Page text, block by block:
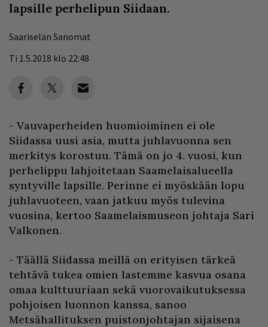
lapsille perhelipun Siidaan.
Saariselän Sanomat
Ti 1.5.2018 klo 22:48
- Vauvaperheiden huomioiminen ei ole
Siidassa uusi asia, mutta juhlavuonna sen
merkitys korostuu. Tämä on jo 4. vuosi, kun
perhelippu lahjoitetaan Saamelaisalueella
syntyville lapsille. Perinne ei myöskään lopu
juhlavuoteen, vaan jatkuu myös tulevina
vuosina, kertoo Saamelaismuseon johtaja Sari
Valkonen.
- Täällä Siidassa meillä on erityisen tärkeä
tehtävä tukea omien lastemme kasvua osana
omaa kulttuuriaan sekä vuorovaikutuksessa
pohjoisen luonnon kanssa, sanoo
Metsähallituksen puistonjohtajan sijaisena